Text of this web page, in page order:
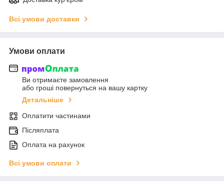
Всі умови доставки
Умови оплати
Ви отримаєте замовлення
або гроші повернуться на вашу картку
Детальніше
Оплатити частинами
Післяплата
Оплата на рахунок
Всі умови оплати